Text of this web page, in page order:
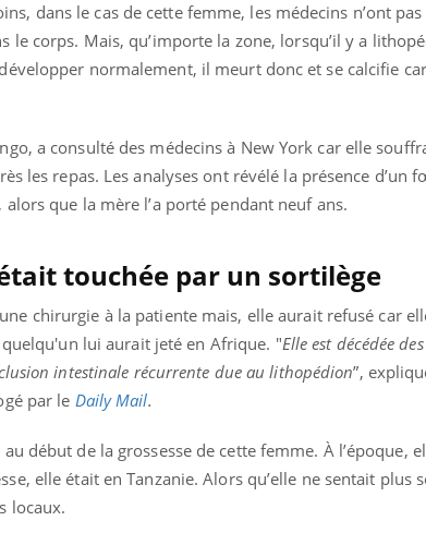
dans le cas de cette femme, les médecins n’ont pas
le corps. Mais, qu’importe la zone, lorsqu’il y a
normalement, il meurt donc et se calcifie
a consulté des médecins à New York car elle
les repas. Les analyses ont révélé la présence d’un
que la mère l’a porté pendant neuf ans.
touchée par un sortilège
chirurgie à la patiente mais, elle aurait refusé car
lui aurait jeté en Afrique. "Elle est décédée
intestinale récurrente due au lithopédion”,
par le Daily Mail.
début de la grossesse de cette femme. À l’époque,
elle était en Tanzanie. Alors qu’elle ne sentait plus
locaux.
2026Youtube
approche, et, pour de
personnes atteintes de
Youtube
Un « jumeau
faciliter l’accès à la
préventiveYoutube
santé : l'utilisation d'un «
numérique » permet ...